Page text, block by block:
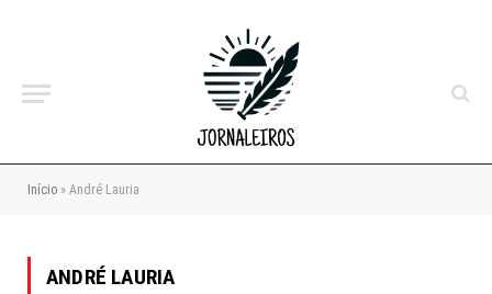
Início » André Lauria
ANDRÉ LAURIA